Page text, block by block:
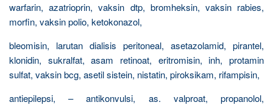
warfarin, azatrioprin, vaksin dtp, bromheksin, vaksin rabies,
morfin, vaksin polio, ketokonazol,
bleomisin, larutan dialisis peritoneal, asetazolamid, pirantel,
klonidin, sukralfat, asam retinoat, eritromisin, inh, protamin
sulfat, vaksin bcg, asetil sistein, nistatin, piroksikam, rifampisin,
antiepilepsi, – antikonvulsi, as. valproat, propanolol,